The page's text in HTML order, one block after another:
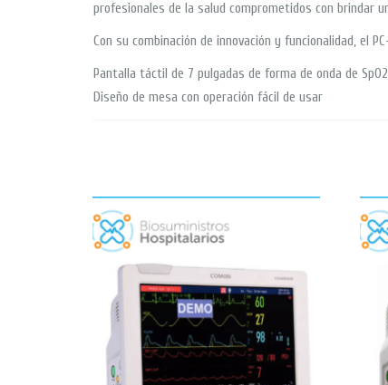
profesionales de la salud comprometidos con brindar
Con su combinación de innovación y funcionalidad, el
Pantalla táctil de 7 pulgadas de forma de onda de
Diseño de mesa con operación fácil de usar